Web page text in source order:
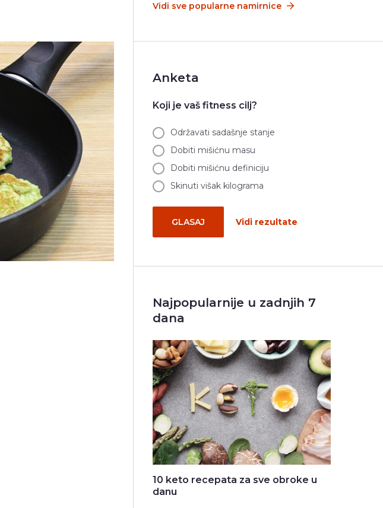
Vidi sve popularne namirnice
Anketa
Koji je vaš fitness cilj?
Održavati sadašnje stanje
Dobiti mišićnu masu
Dobiti mišićnu definiciju
Skinuti višak kilograma
GLASAJ Vidi rezultate
Najpopularnije u zadnjih 7
dana
10 keto recepata za sve obroke u
danu